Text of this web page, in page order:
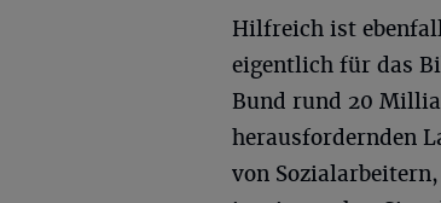
Hilfreich ist
eigentlich für das
Bund rund 20
herausfordernden
von